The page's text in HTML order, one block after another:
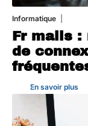
Informatique
Fr mails :
de
En savoir plus